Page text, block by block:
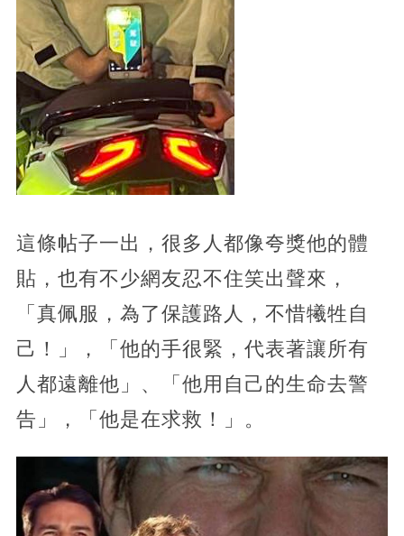
這條帖子一出，很多人都像夸獎他的體
貼，也有不少網友忍不住笑出聲來，
「真佩服，為了保護路人，不惜犧牲自
己！」，「他的手很緊，代表著讓所有
人都遠離他」、「他用自己的生命去警
告」，「他是在求救！」。